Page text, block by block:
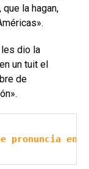
la hagan,
dio la
un tuit el
de
pronuncia